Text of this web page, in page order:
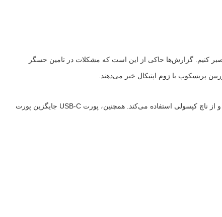
باید صبر کنیم. گزارش‌ها حاکی از این است که مشکلات در تامین حسگر
تصاویر منتشر شده از آیفون 15 پرو نشان می‌دهند که از نظر ظاهری تفاوت زیادی با آیفون 14 پرو ندارد. آیفون 15 پرو مکس همچنان سه دوربین در پشت دارد و از ناچ کپسولی استفاده می‌کند. همچنین، پورت USB-C جایگزین پورت